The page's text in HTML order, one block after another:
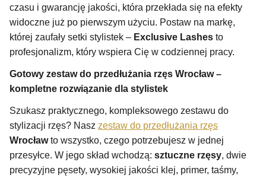
czasu i gwarancję jakości, która przekłada się na efekty
widoczne już po pierwszym użyciu. Postaw na markę,
której zaufały setki stylistek – Exclusive Lashes to
profesjonalizm, który wspiera Cię w codziennej pracy.
Gotowy zestaw do przedłużania rzęs Wrocław –
kompletne rozwiązanie dla stylistek
Szukasz praktycznego, kompleksowego zestawu do
stylizacji rzęs? Nasz zestaw do przedłużania rzęs
Wrocławto wszystko, czego potrzebujesz w jednej
przesyłce. W jego skład wchodzą: sztuczne rzęsy, dwie
precyzyjne pęsety, wysokiej jakości klej, primer, taśmy,